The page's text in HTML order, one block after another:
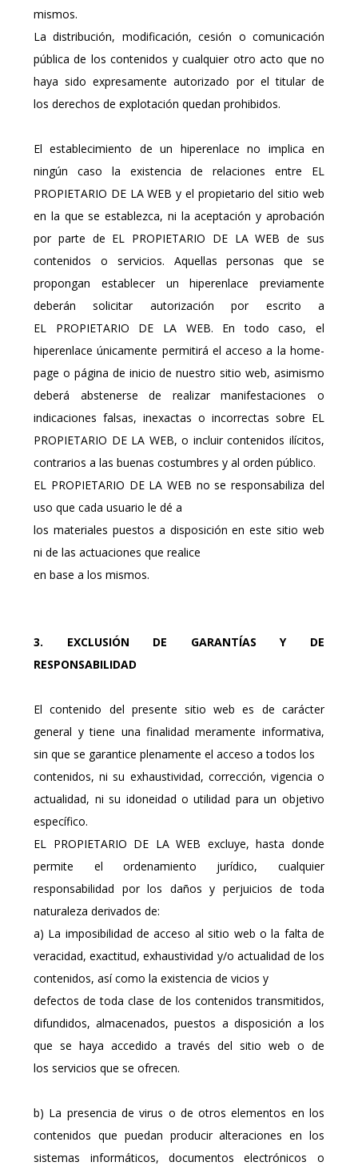
mismos.
La distribución, modificación, cesión o comunicación
pública de los contenidos y cualquier otro acto que no
haya sido expresamente autorizado por el titular de
los derechos de explotación quedan prohibidos.
El establecimiento de un hiperenlace no implica en
ningún caso la existencia de relaciones entre EL
PROPIETARIO DE LA WEB y el propietario del sitio web
en la que se establezca, ni la aceptación y aprobación
por parte de EL PROPIETARIO DE LA WEB de sus
contenidos o servicios. Aquellas personas que se
propongan establecer un hiperenlace previamente
deberán solicitar autorización por escrito a
EL PROPIETARIO DE LA WEB. En todo caso, el
hiperenlace únicamente permitirá el acceso a la home-
page o página de inicio de nuestro sitio web, asimismo
deberá abstenerse de realizar manifestaciones o
indicaciones falsas, inexactas o incorrectas sobre EL
PROPIETARIO DE LA WEB, o incluir contenidos ilícitos,
contrarios a las buenas costumbres y al orden público.
EL PROPIETARIO DE LA WEB no se responsabiliza del
uso que cada usuario le dé a
los materiales puestos a disposición en este sitio web
ni de las actuaciones que realice
en base a los mismos.
3. EXCLUSIÓN DE GARANTÍAS Y DE
RESPONSABILIDAD
El contenido del presente sitio web es de carácter
general y tiene una finalidad meramente informativa,
sin que se garantice plenamente el acceso a todos los
contenidos, ni su exhaustividad, corrección, vigencia o
actualidad, ni su idoneidad o utilidad para un objetivo
específico.
EL PROPIETARIO DE LA WEB excluye, hasta donde
permite el ordenamiento jurídico, cualquier
responsabilidad por los daños y perjuicios de toda
naturaleza derivados de:
a) La imposibilidad de acceso al sitio web o la falta de
veracidad, exactitud, exhaustividad y/o actualidad de los
contenidos, así como la existencia de vicios y
defectos de toda clase de los contenidos transmitidos,
difundidos, almacenados, puestos a disposición a los
que se haya accedido a través del sitio web o de
los servicios que se ofrecen.
b) La presencia de virus o de otros elementos en los
contenidos que puedan producir alteraciones en los
sistemas informáticos, documentos electrónicos o